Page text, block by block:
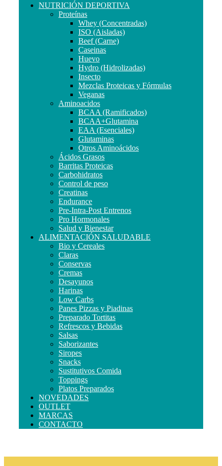
NUTRICIÓN DEPORTIVA
Proteínas
Whey (Concentradas)
ISO (Aisladas)
Beef (Carne)
Caseinas
Huevo
Hydro (Hidrolizadas)
Insecto
Mezclas Proteicas y Fórmulas
Veganas
Aminoacidos
BCAA (Ramificados)
BCAA+Glutamina
EAA (Esenciales)
Glutaminas
Otros Aminoácidos
Ácidos Grasos
Barritas Proteicas
Carbohidratos
Control de peso
Creatinas
Endurance
Pre-Intra-Post Entrenos
Pro Hormonales
Salud y Bienestar
ALIMENTACIÓN SALUDABLE
Bio y Cereales
Claras
Conservas
Cremas
Desayunos
Harinas
Low Carbs
Panes Pizzas y Piadinas
Preparado Tortitas
Refrescos y Bebidas
Salsas
Saborizantes
Siropes
Snacks
Sustitutivos Comida
Toppings
Platos Preparados
NOVEDADES
OUTLET
MARCAS
CONTACTO